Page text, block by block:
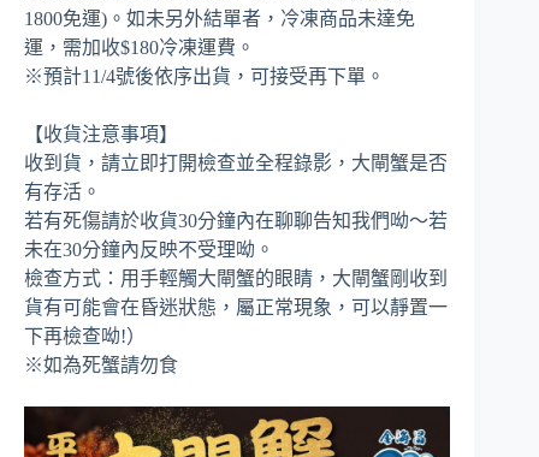
1800免運)。如未另外結單者，冷凍商品未達免
運，需加收$180冷凍運費。
※預計11/4號後依序出貨，可接受再下單。
【收貨注意事項】
收到貨，請立即打開檢查並全程錄影，大閘蟹是否
有存活。
若有死傷請於收貨30分鐘內在聊聊告知我們呦～若
未在30分鐘內反映不受理呦。
檢查方式：用手輕觸大閘蟹的眼睛，大閘蟹剛收到
貨有可能會在昏迷狀態，屬正常現象，可以靜置一
下再檢查呦!）
※如為死蟹請勿食